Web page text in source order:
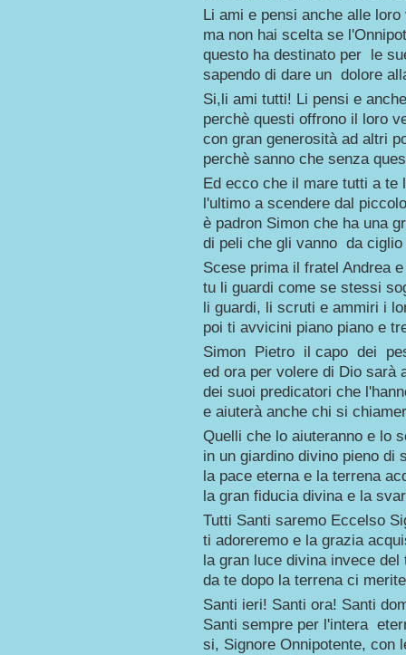
Li ami e pensi anche alle
ma non hai scelta se
questo ha destinato per le
sapendo di dare un dolore
Si,li ami tutti! Li pensi e
perchè questi offrono il loro
con gran generosità ad altri
perchè sanno che senza
Ed ecco che il mare tutti a te
l'ultimo a scendere dal
è padron Simon che ha una
di peli che gli vanno da
Scese prima il fratel Andrea
tu li guardi come se stessi
li guardi, li scruti e ammiri i
poi ti avvicini piano piano e
Simon Pietro il capo dei
ed ora per volere di Dio sarà
dei suoi predicatori che
e aiuterà anche chi si
Quelli che lo aiuteranno e lo
in un giardino divino pieno di
la pace eterna e la terrena
la gran fiducia divina e la
Tutti Santi saremo Eccelso
ti adoreremo e la grazia
la gran luce divina invece del
da te dopo la terrena ci
Santi ieri! Santi ora! Santi
Santi sempre per l'intera
si, Signore Onnipotente, con